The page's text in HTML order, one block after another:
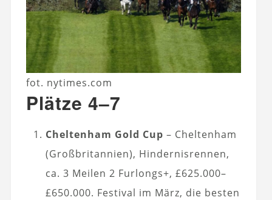
fot. nytimes.com
Plätze 4–7
Cheltenham Gold Cup – Cheltenham
(Großbritannien), Hindernisrennen,
ca. 3 Meilen 2 Furlongs+, £625.000–
£650.000. Festival im März, die besten